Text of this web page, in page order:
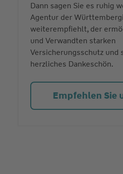
Dann sagen Sie es ruhig
Agentur der
weiterempfiehlt, der
und Verwandten starken
Versicherungsschutz und
herzliches Dankeschön.
Empfehlen Sie